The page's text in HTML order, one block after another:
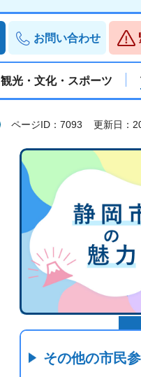
お問い合わせ
観光・文化・スポーツ
ページID：7093 更新日：
その他の市民